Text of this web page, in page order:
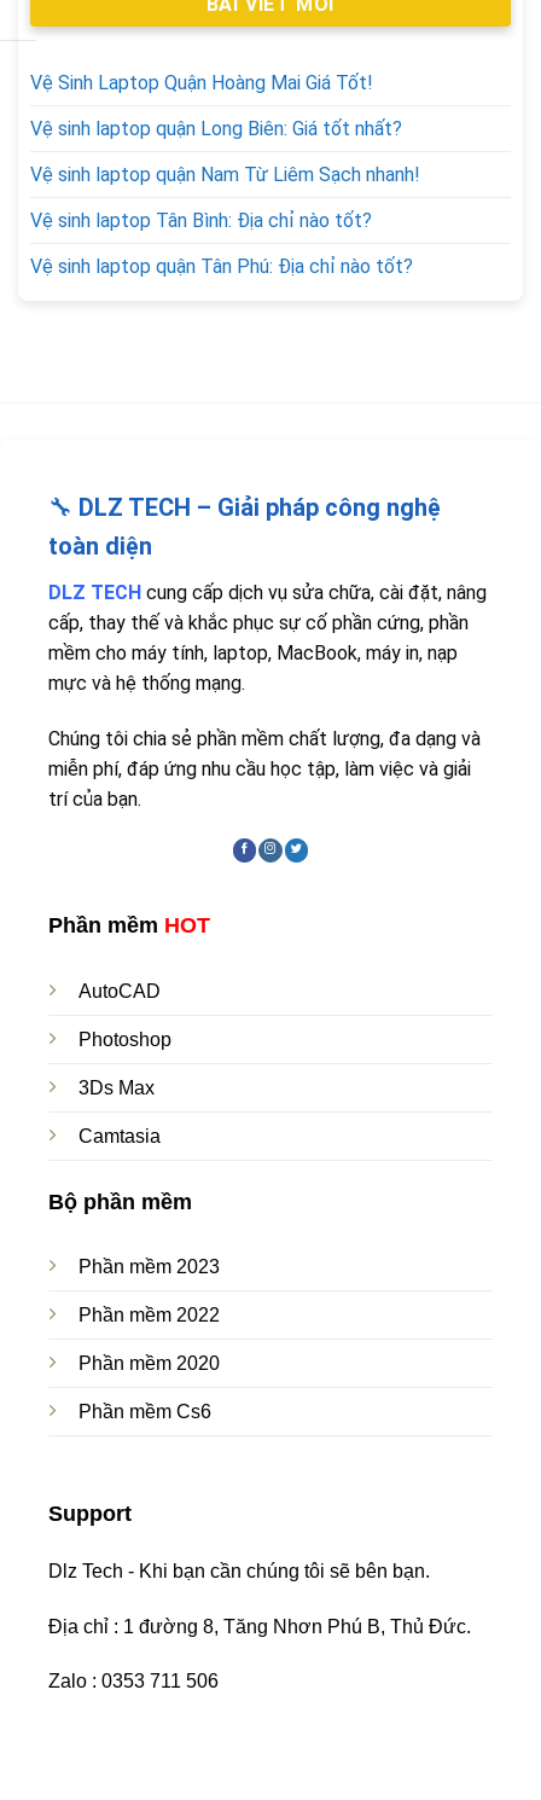
BÀI VIẾT MỚI
Vệ Sinh Laptop Quận Hoàng Mai Giá Tốt!
Vệ sinh laptop quận Long Biên: Giá tốt nhất?
Vệ sinh laptop quận Nam Từ Liêm Sạch nhanh!
Vệ sinh laptop Tân Bình: Địa chỉ nào tốt?
Vệ sinh laptop quận Tân Phú: Địa chỉ nào tốt?
🔧 DLZ TECH – Giải pháp công nghệ
toàn diện
DLZ TECH cung cấp dịch vụ sửa chữa, cài đặt, nâng
cấp, thay thế và khắc phục sự cố phần cứng, phần
mềm cho máy tính, laptop, MacBook, máy in, nạp
mực và hệ thống mạng.
Chúng tôi chia sẻ phần mềm chất lượng, đa dạng và
miễn phí, đáp ứng nhu cầu học tập, làm việc và giải
trí của bạn.
Phần mềm HOT
AutoCAD
Photoshop
3Ds Max
Camtasia
Bộ phần mềm
Phần mềm 2023
Phần mềm 2022
Phần mềm 2020
Phần mềm Cs6
Support
Dlz Tech - Khi bạn cần chúng tôi sẽ bên bạn.
Địa chỉ : 1 đường 8, Tăng Nhơn Phú B, Thủ Đức.
Zalo : 0353 711 506